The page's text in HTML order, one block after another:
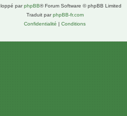
parphpBB® Forum Software © phpBB Limited
Traduit parphpBB-fr.com
Confidentialité | Conditions